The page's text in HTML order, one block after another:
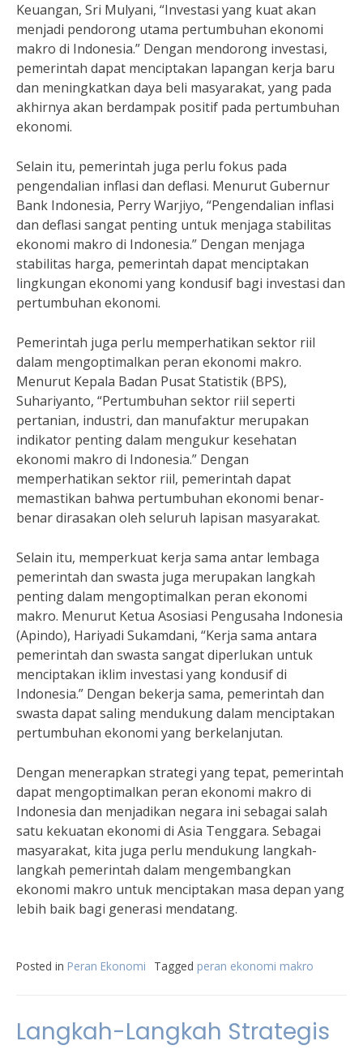
Keuangan, Sri Mulyani, “Investasi yang kuat akan
menjadi pendorong utama pertumbuhan ekonomi
makro di Indonesia.” Dengan mendorong investasi,
pemerintah dapat menciptakan lapangan kerja baru
dan meningkatkan daya beli masyarakat, yang pada
akhirnya akan berdampak positif pada pertumbuhan
ekonomi.
Selain itu, pemerintah juga perlu fokus pada
pengendalian inflasi dan deflasi. Menurut Gubernur
Bank Indonesia, Perry Warjiyo, “Pengendalian inflasi
dan deflasi sangat penting untuk menjaga stabilitas
ekonomi makro di Indonesia.” Dengan menjaga
stabilitas harga, pemerintah dapat menciptakan
lingkungan ekonomi yang kondusif bagi investasi dan
pertumbuhan ekonomi.
Pemerintah juga perlu memperhatikan sektor riil
dalam mengoptimalkan peran ekonomi makro.
Menurut Kepala Badan Pusat Statistik (BPS),
Suhariyanto, “Pertumbuhan sektor riil seperti
pertanian, industri, dan manufaktur merupakan
indikator penting dalam mengukur kesehatan
ekonomi makro di Indonesia.” Dengan
memperhatikan sektor riil, pemerintah dapat
memastikan bahwa pertumbuhan ekonomi benar-
benar dirasakan oleh seluruh lapisan masyarakat.
Selain itu, memperkuat kerja sama antar lembaga
pemerintah dan swasta juga merupakan langkah
penting dalam mengoptimalkan peran ekonomi
makro. Menurut Ketua Asosiasi Pengusaha Indonesia
(Apindo), Hariyadi Sukamdani, “Kerja sama antara
pemerintah dan swasta sangat diperlukan untuk
menciptakan iklim investasi yang kondusif di
Indonesia.” Dengan bekerja sama, pemerintah dan
swasta dapat saling mendukung dalam menciptakan
pertumbuhan ekonomi yang berkelanjutan.
Dengan menerapkan strategi yang tepat, pemerintah
dapat mengoptimalkan peran ekonomi makro di
Indonesia dan menjadikan negara ini sebagai salah
satu kekuatan ekonomi di Asia Tenggara. Sebagai
masyarakat, kita juga perlu mendukung langkah-
langkah pemerintah dalam mengembangkan
ekonomi makro untuk menciptakan masa depan yang
lebih baik bagi generasi mendatang.
Posted in Peran Ekonomi Tagged peran ekonomi makro
Langkah-Langkah Strategis